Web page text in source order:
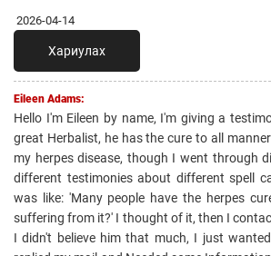
2026-04-14
Хариулах
Eileen Adams:
Hello I'm Eileen by name, I'm giving a
great Herbalist, he has the cure to all
my herpes disease, though I went through
different testimonies about different spell
was like: 'Many people have the herpes
suffering from it?' I thought of it, then I
I didn't believe him that much, I just